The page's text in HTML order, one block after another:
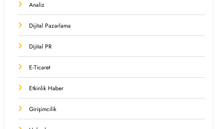
Analiz
Dijital Pazarlama
Dijital PR
E-Ticaret
Etkinlik Haber
Girişimcilik